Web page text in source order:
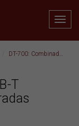
DT-700: Combinador DVB-T cuádruple 4x1 de 16 entradas
T